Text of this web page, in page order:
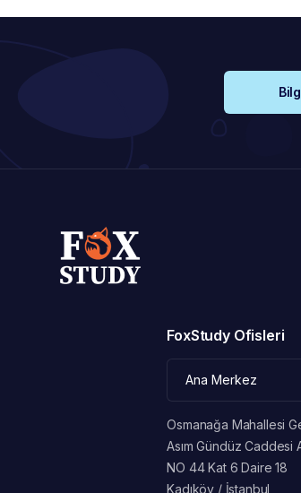
FoxStudy Ofisleri
Osmanağa Mahallesi
Asım Gündüz Caddesi
NO 44 Kat 6 Daire 18
Kadıköy / İstanbul